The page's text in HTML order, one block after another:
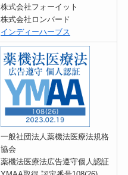
株式会社フォーイット
株式会社ロンバード
インディーハーブス
一般社団法人薬機法医療法規格
協会
薬機法医療法広告遵守個人認証